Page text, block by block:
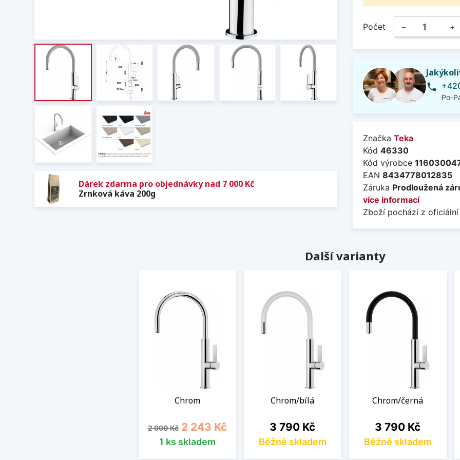
Dárek zdarma pro objednávky nad 7 000 Kč
Zrnková káva 200g
Počet − +
phone
Po-
Značka Teka
Kód 46330
Kód výrobce
EAN 8434778012835
Záruka Prodloužená
více informací
Zboží pochází z
Další varianty
Chrom
Běžná cena
2 990 Kč Cena
2 243 Kč
1 ks skladem
Chrom/bílá
Cena
3 790 Kč
Běžně skladem
Chrom/černá
Cena
3 790 Kč
Běžně skladem